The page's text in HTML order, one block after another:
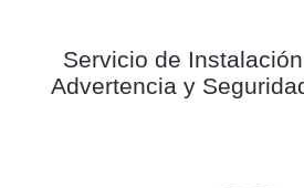
Servicio de
Advertencia y